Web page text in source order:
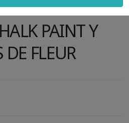
PAINT Y
FLEUR